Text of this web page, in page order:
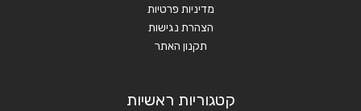
מדיניות פרטיות
הצהרת נגישות
תקנון האתר
קטגוריות ראשיות